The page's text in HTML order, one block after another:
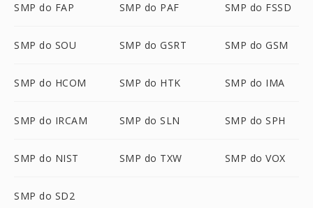
SMP do FAP SMP do PAF SMP do FSSD
SMP do SOU SMP do GSRT SMP do GSM
SMP do HCOM SMP do HTK SMP do IMA
SMP do IRCAM SMP do SLN SMP do SPH
SMP do NIST SMP do TXW SMP do VOX
SMP do SD2